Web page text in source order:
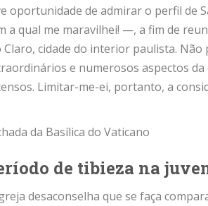
oportunidade de admirar o perfil de
a qual me maravilhei! —, a fim de
Claro, cidade do interior paulista.
e numerosos aspectos
Limitar-me-ei, portanto, a
da Basílica do Vaticano
de tibieza na
desaconselha que se faça